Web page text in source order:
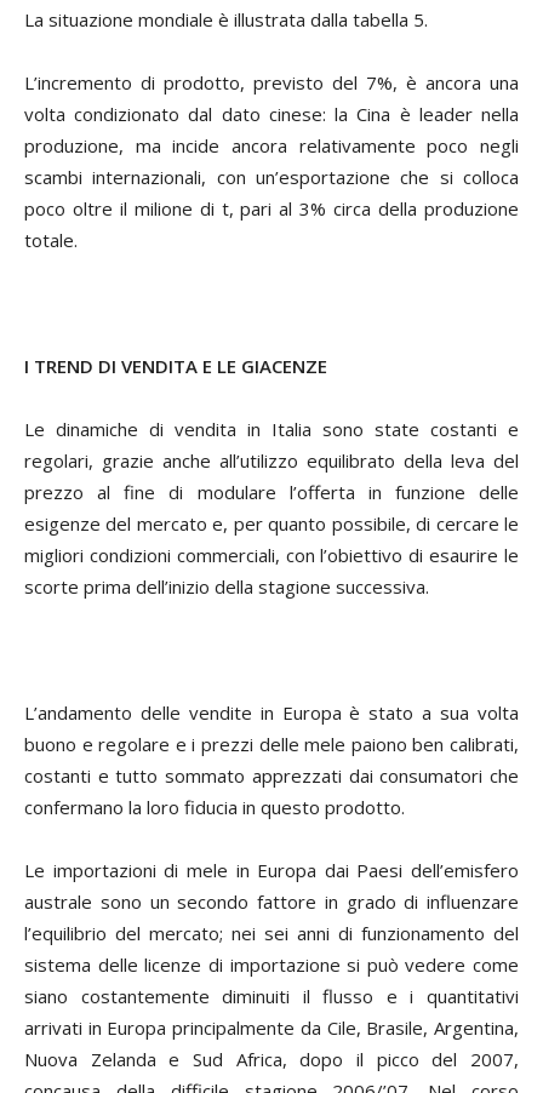
La situazione mondiale è illustrata dalla tabella 5.
L’incremento di prodotto, previsto del 7%, è ancora una
volta condizionato dal dato cinese: la Cina è leader nella
produzione, ma incide ancora relativamente poco negli
scambi internazionali, con un’esportazione che si colloca
poco oltre il milione di t, pari al 3% circa della produzione
totale.
I TREND DI VENDITA E LE GIACENZE
Le dinamiche di vendita in Italia sono state costanti e
regolari, grazie anche all’utilizzo equilibrato della leva del
prezzo al fine di modulare l’offerta in funzione delle
esigenze del mercato e, per quanto possibile, di cercare le
migliori condizioni commerciali, con l’obiettivo di esaurire le
scorte prima dell’inizio della stagione successiva.
L’andamento delle vendite in Europa è stato a sua volta
buono e regolare e i prezzi delle mele paiono ben calibrati,
costanti e tutto sommato apprezzati dai consumatori che
confermano la loro fiducia in questo prodotto.
Le importazioni di mele in Europa dai Paesi dell’emisfero
australe sono un secondo fattore in grado di influenzare
l’equilibrio del mercato; nei sei anni di funzionamento del
sistema delle licenze di importazione si può vedere come
siano costantemente diminuiti il flusso e i quantitativi
arrivati in Europa principalmente da Cile, Brasile, Argentina,
Nuova Zelanda e Sud Africa, dopo il picco del 2007,